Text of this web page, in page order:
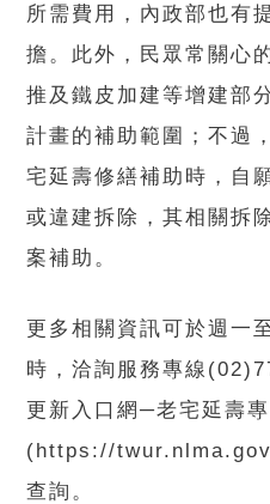
所需費用，內政部也有
擔。此外，民眾常關心
推及鐵皮加建等增建部
計畫的補助範圍；不過
宅延壽修繕補助時，自
或違建拆除，其相關拆
案補助。
更多相關資訊可於週一
時，洽詢服務專線
更新入口網─老宅延壽專
(https://
查詢。